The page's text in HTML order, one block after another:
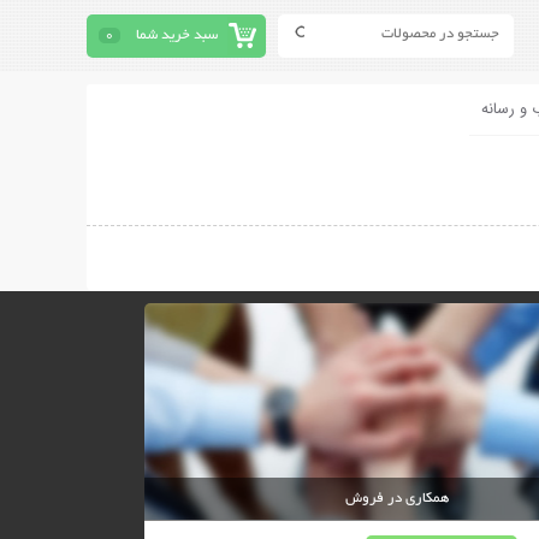
سبد خرید شما 0
و رسانه
همکاری در فروش